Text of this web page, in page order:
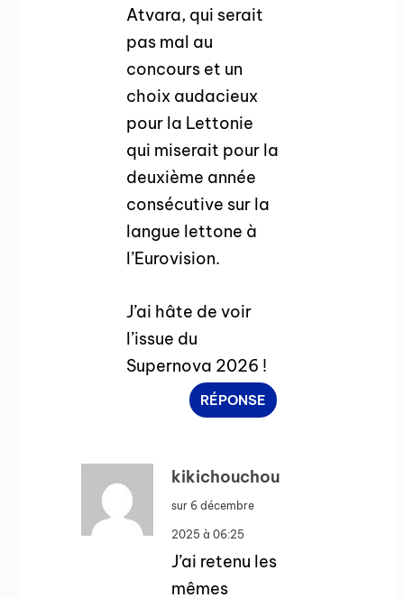
Atvara, qui serait
pas mal au
concours et un
choix audacieux
pour la Lettonie
qui miserait pour la
deuxième année
consécutive sur la
langue lettone à
l’Eurovision.
J’ai hâte de voir
l’issue du
Supernova 2026 !
RÉPONSE
kikichouchou
sur 6 décembre
2025 à 06:25
J’ai retenu les
mêmes